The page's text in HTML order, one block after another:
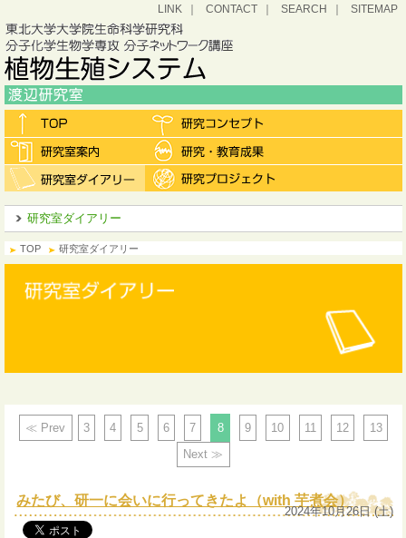
LINK CONTACT SEARCH SITEMAP
研究室ダイアリー
TOP 研究室ダイアリー
≪ Prev 3 4 5 6 7 8 9 10 11 12
13
Next ≫
みたび、研一に会いに行ってきたよ（with 芋煮会）
2024年10月26日 (土)